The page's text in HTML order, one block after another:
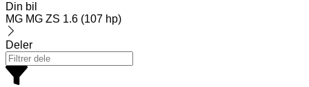
Din bil
MG MG ZS 1.6 (107 hp)
Deler